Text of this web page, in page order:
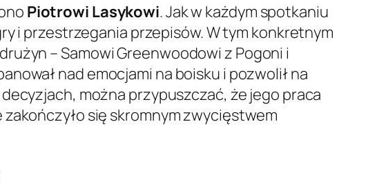
Piotrowi Lasykowi. Jak w każdym spotkaniu
i przestrzegania przepisów. W tym konkretnym
– Samowi Greenwoodowi z Pogoni i
nad emocjami na boisku i pozwolił na
można przypuszczać, że jego praca
się skromnym zwycięstwem